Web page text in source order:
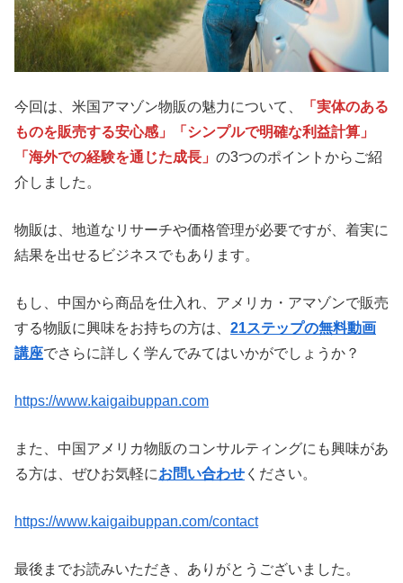
今回は、米国アマゾン物販の魅力について、
「実体のある
ものを販売する安心感」「シンプルで明確な利益計算」
「海外での経験を通じた成長」 の3つのポイントからご紹
介しました。
物販は、地道なリサーチや価格管理が必要ですが、着実に
結果を出せるビジネスでもあります。
もし、中国から商品を仕入れ、アメリカ・アマゾンで販売
する物販に興味をお持ちの方は、 21ステップの無料動画
講座でさらに詳しく学んでみてはいかがでしょうか？
https://www.kaigaibuppan.com
また、中国アメリカ物販のコンサルティングにも興味があ
る方は、ぜひお気軽にお問い合わせ ください。
https://www.kaigaibuppan.com/contact
最後までお読みいただき、ありがとうございました。